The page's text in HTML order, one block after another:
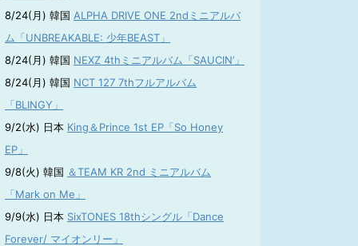
8/24(月) 韓国 ALPHA DRIVE ONE 2ndミニアルバ
ム「UNBREAKABLE: 少年BEAST」
8/24(月) 韓国 NEXZ 4thミニアルバム「SAUCIN’」
8/24(月) 韓国 NCT 127 7thフルアルバム
「BLINGY」
9/2(水) 日本 King＆Prince 1st EP「So Honey
EP」
9/8(火) 韓国 ＆TEAM KR 2nd ミニアルバム
「Mark on Me」
9/9(水) 日本 SixTONES 18thシングル「Dance
Forever/ マイオンリー」